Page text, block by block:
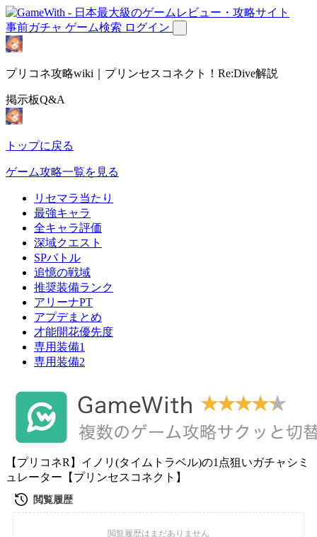
事前ガチャ ゲーム検索 ログイン
プリコネ攻略wiki｜プリンセスコネクト！Re:Dive解説
掲示板Q&A
トップに戻る
ゲーム攻略一覧を見る
リセマラ当たり
最強キャラ
全キャラ評価
深域クエスト
SPバトル
追憶の戦域
推奨装備ランク
アリーナPT
アプデまとめ
才能開花優先度
専用装備1
専用装備2
【プリコネR】イノリ(タイムトラベル)の1点狙いガチャシミ
ュレーター【プリンセスコネクト】